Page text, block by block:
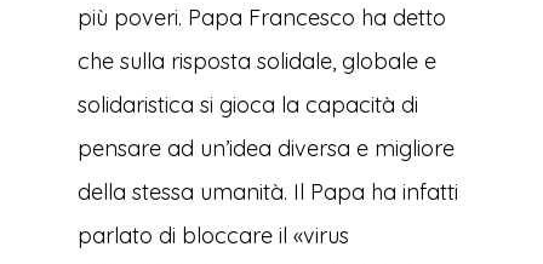
più poveri. Papa Francesco ha detto
che sulla risposta solidale, globale e
solidaristica si gioca la capacità di
pensare ad un’idea diversa e migliore
della stessa umanità. Il Papa ha infatti
parlato di bloccare il «virus